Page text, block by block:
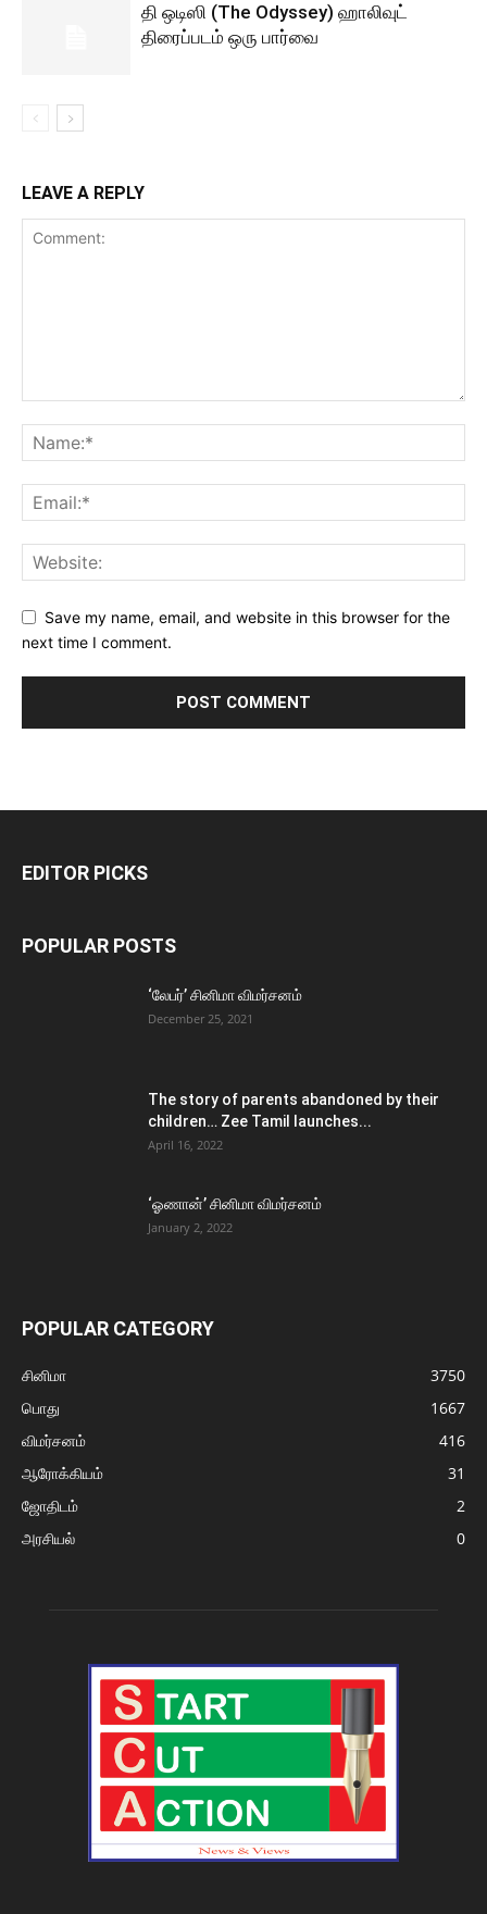
தி ஒடிஸி (The Odyssey) ஹாலிவுட்
திரைப்படம் ஒரு பார்வை
LEAVE A REPLY
Save my name, email, and website in this browser for the
next time I comment.
EDITOR PICKS
POPULAR POSTS
‘லேபர்’ சினிமா விமர்சனம்
December 25, 2021
The story of parents abandoned by their
children… Zee Tamil launches...
April 16, 2022
‘ஓணான்’ சினிமா விமர்சனம்
January 2, 2022
POPULAR CATEGORY
சினிமா
3750
பொது
1667
விமர்சனம்
416
ஆரோக்கியம்
31
ஜோதிடம்
2
அரசியல்
0